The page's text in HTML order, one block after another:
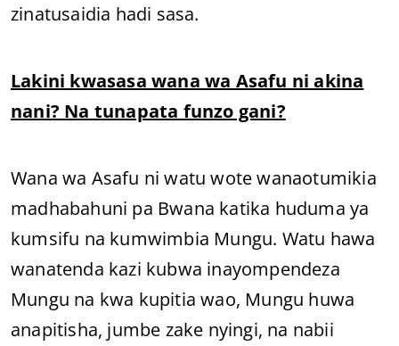
zinatusaidia hadi sasa.
Lakini kwasasa wana wa Asafu ni akina
nani? Na tunapata funzo gani?
Wana wa Asafu ni watu wote wanaotumikia
madhabahuni pa Bwana katika huduma ya
kumsifu na kumwimbia Mungu. Watu hawa
wanatenda kazi kubwa inayompendeza
Mungu na kwa kupitia wao, Mungu huwa
anapitisha, jumbe zake nyingi, na nabii